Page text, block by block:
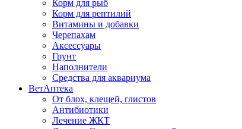
Корм для рыб
Корм для рептилий
Витамины и добавки
Черепахам
Аксессуары
Грунт
Наполнители
Средства для аквариума
ВетАптека
От блох, клещей, глистов
Антибиотики
Лечение ЖКТ